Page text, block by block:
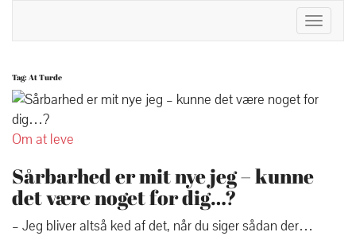
Toggle
Tag: At Turde
Om at leve
Sårbarhed er mit nye jeg – kunne
det være noget for dig…?
– Jeg bliver altså ked af det, når du siger sådan der…